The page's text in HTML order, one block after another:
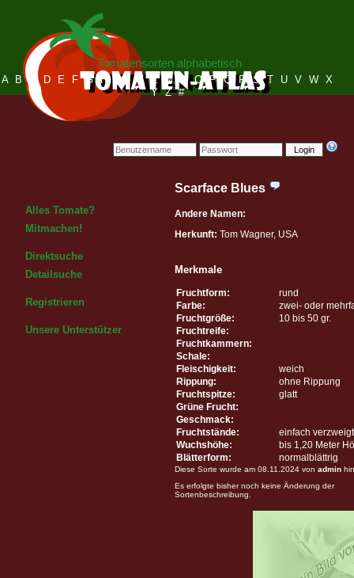
Login
Tomatensorten alphabetisch
A B C D E F G H I J K L M N O P Q R S T U V W X
Y Z #
Alles Tomate?
Mitmachen!
Direktsuche
Detailsuche
Registrieren
Unsere Unterstützer
Scarface Blues
Andere Namen:
Herkunft: Tom Wagner, USA
Merkmale
Fruchtform:
rund
Farbe:
zwei- oder
Fruchtgröße:
10 bis 50 gr.
Fruchtreife:
Fruchtkammern:
Schale:
Fleischigkeit:
weich
Rippung:
ohne Rippung
Fruchtspitze:
glatt
Grüne Frucht:
Geschmack:
Fruchtstände:
einfach verzweigt
Wuchshöhe:
bis 1,20 Meter
Blätterform:
normalblättrig
Diese Sorte wurde am 08.11.2024 von admin
Es erfolgte bisher noch keine Änderung der
Sortenbeschreibung.